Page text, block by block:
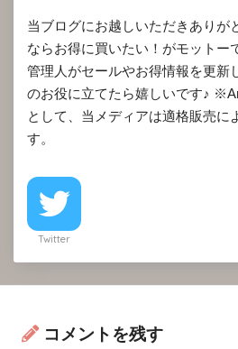
当ブログにお越しいただきありが
ならお得に買いたい！がモットー
管理人がセールやお得情報を更新
のお役に立てたら嬉しいです♪
として、当メディアは適格販売に
す。
Twitter
コメントを残す